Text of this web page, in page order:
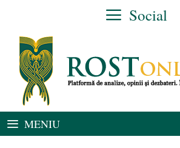
conținut
Social
MENIU